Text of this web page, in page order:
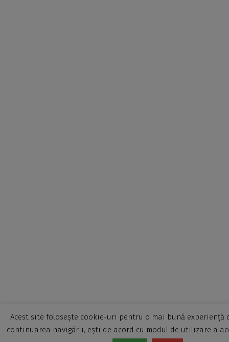
Acest site folosește cookie-uri pentru o mai bună experiență
continuarea navigării, ești de acord cu modul de utilizare a